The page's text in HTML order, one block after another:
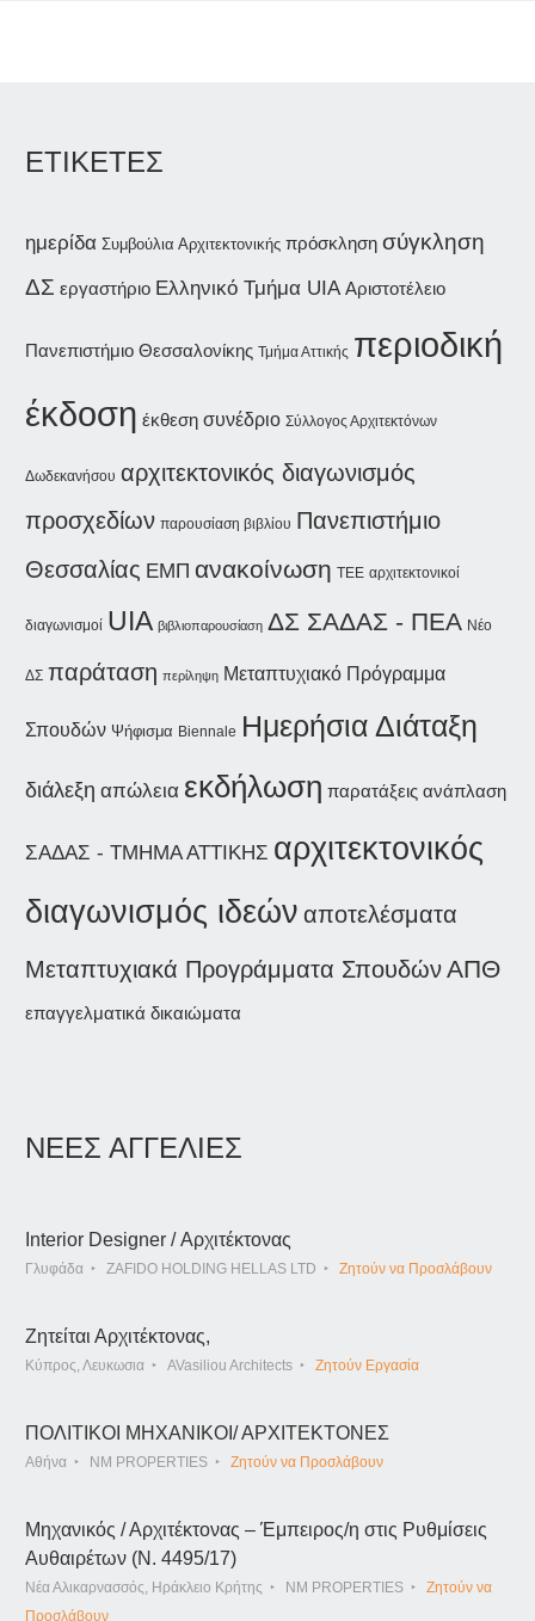
ΕΤΙΚΕΤΕΣ
ημερίδα Συμβούλια Αρχιτεκτονικής πρόσκληση σύγκληση
ΔΣ εργαστήριο Ελληνικό Τμήμα UIA Αριστοτέλειο
Πανεπιστήμιο Θεσσαλονίκης Τμήμα Αττικής περιοδική
έκδοση έκθεση συνέδριο Σύλλογος Αρχιτεκτόνων
Δωδεκανήσου αρχιτεκτονικός διαγωνισμός
προσχεδίων παρουσίαση βιβλίου Πανεπιστήμιο
Θεσσαλίας ΕΜΠ ανακοίνωση ΤΕΕ αρχιτεκτονικοί
διαγωνισμοί UIA βιβλιοπαρουσίαση ΔΣ ΣΑΔΑΣ - ΠΕΑ Νέο
ΔΣ παράταση περίληψη Μεταπτυχιακό Πρόγραμμα
Σπουδών Ψήφισμα Biennale Ημερήσια Διάταξη
διάλεξη απώλεια εκδήλωση παρατάξεις ανάπλαση
ΣΑΔΑΣ - ΤΜΗΜΑ ΑΤΤΙΚΗΣ αρχιτεκτονικός
διαγωνισμός ιδεών αποτελέσματα
Μεταπτυχιακά Προγράμματα ΣπουδώνΑΠΘ
επαγγελματικά δικαιώματα
ΝΕΕΣ ΑΓΓΕΛΙΕΣ
Interior Designer / Αρχιτέκτονας
Γλυφάδα ZAFIDO HOLDING HELLAS LTD Ζητούν να Προσλάβουν
Ζητείται Αρχιτέκτονας,
Κύπρος, Λευκωσια AVasiliou Architects Ζητούν Εργασία
ΠΟΛΙΤΙΚΟΙ ΜΗΧΑΝΙΚΟΙ/ ΑΡΧΙΤΕΚΤΟΝΕΣ
Αθήνα NM PROPERTIES Ζητούν να Προσλάβουν
Μηχανικός / Αρχιτέκτονας – Έμπειρος/η στις Ρυθμίσεις
Αυθαιρέτων (Ν. 4495/17)
Νέα Αλικαρνασσός, Ηράκλειο Κρήτης NM PROPERTIES
Ζητούν να
Προσλάβουν